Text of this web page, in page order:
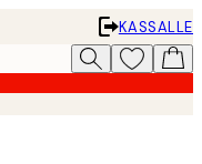
KASSALLE